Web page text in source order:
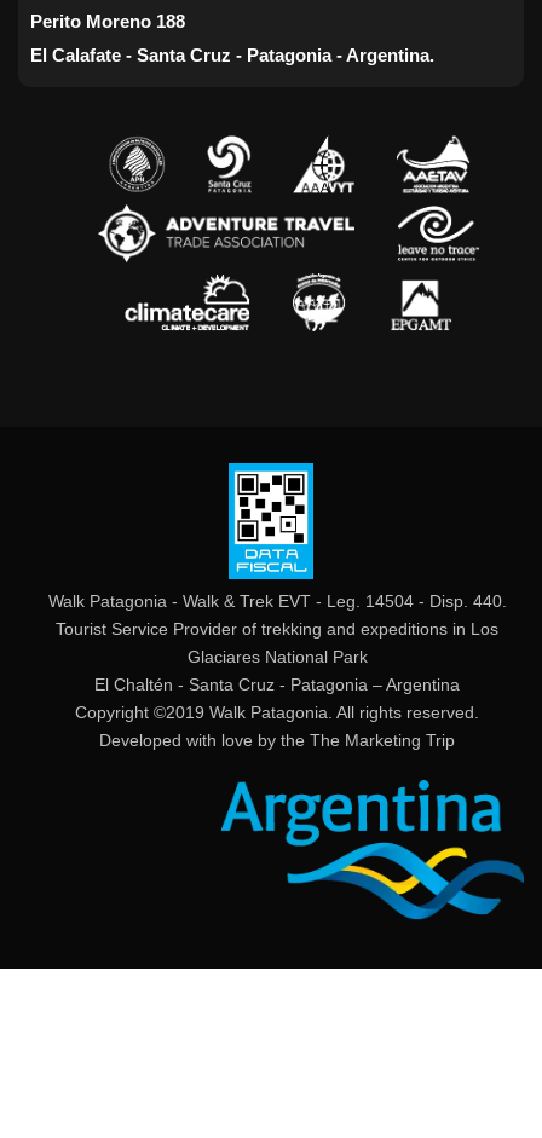
Perito Moreno 188
El Calafate - Santa Cruz - Patagonia - Argentina.
Walk Patagonia - Walk & Trek EVT - Leg. 14504 - Disp. 440.
Tourist Service Provider of trekking and expeditions in Los
Glaciares National Park
El Chaltén - Santa Cruz - Patagonia – Argentina
Copyright ©2019 Walk Patagonia. All rights reserved.
Developed with love by the The Marketing Trip